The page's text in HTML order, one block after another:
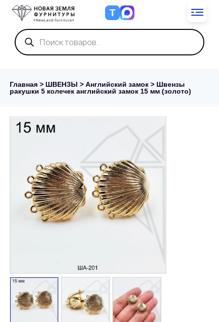
Т
Поиск
товаров
Главная > ШВЕНЗЫ > Английский замок > Швензы
ракушки 5 колечек английский замок 15 мм (золото)